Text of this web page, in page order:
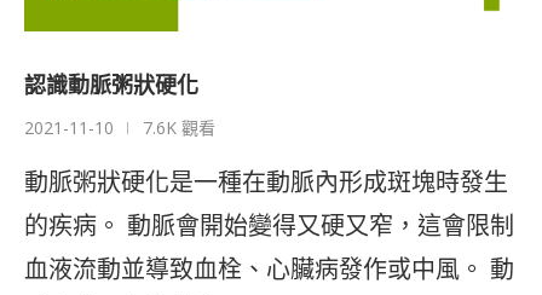
認識動脈粥狀硬化
2021-11-10 7.6K 觀看
動脈粥狀硬化是一種在動脈內形成斑塊時發生
的疾病。 動脈會開始變得又硬又窄，這會限制
血液流動並導致血栓、心臟病發作或中風。 動